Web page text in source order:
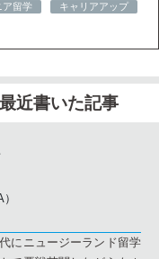
ア留学
キャリアアップ
最近書いた記事
にニュージーランド留学